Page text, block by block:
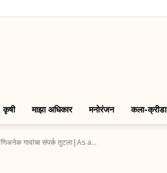
कृषी माझा अधिकार मनोरंजन कला-क्रीडा
गावांचा संपर्क तुटला|As a...